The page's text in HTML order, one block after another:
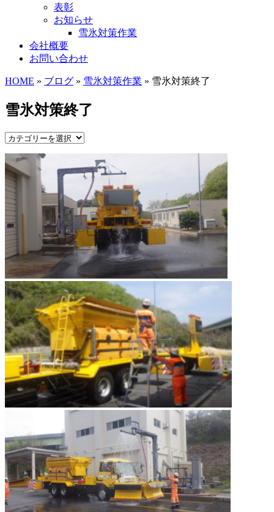
表彰
お知らせ
雪氷対策作業
会社概要
お問い合わせ
HOME » ブログ » 雪氷対策作業 » 雪氷対策終了
雪氷対策終了